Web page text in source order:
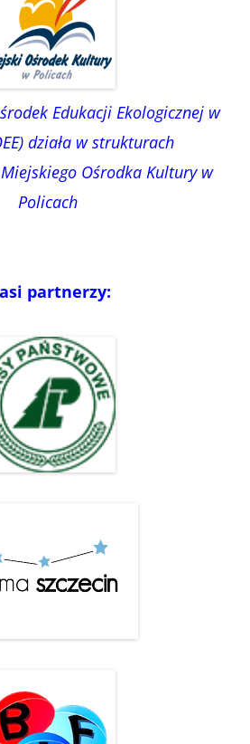
Edukacji Ekologicznej w
działa w strukturach
Ośrodka Kultury w
Policach
partnerzy: